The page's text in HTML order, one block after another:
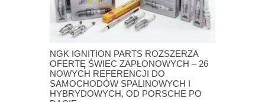
NGK IGNITION PARTS ROZSZERZA
OFERTĘ ŚWIEC ZAPŁONOWYCH – 26
NOWYCH REFERENCJI DO
SAMOCHODÓW SPALINOWYCH I
HYBRYDOWYCH, OD PORSCHE PO